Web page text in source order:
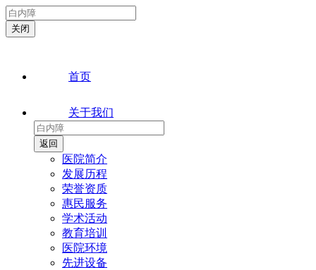
首页
关于我们
医院简介
发展历程
荣誉资质
惠民服务
学术活动
教育培训
医院环境
先进设备